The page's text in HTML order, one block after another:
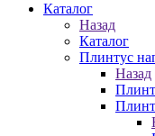
Каталог
Назад
Каталог
Плинтус
Назад